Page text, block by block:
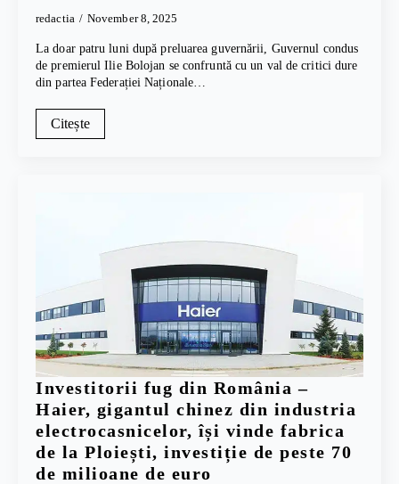
redactia November 8, 2025
La doar patru luni după preluarea guvernării, Guvernul condus
de premierul Ilie Bolojan se confruntă cu un val de critici dure
din partea Federației Naționale…
Citește
Investitorii fug din România –
Haier, gigantul chinez din industria
electrocasnicelor, își vinde fabrica
de la Ploiești, investiție de peste 70
de milioane de euro